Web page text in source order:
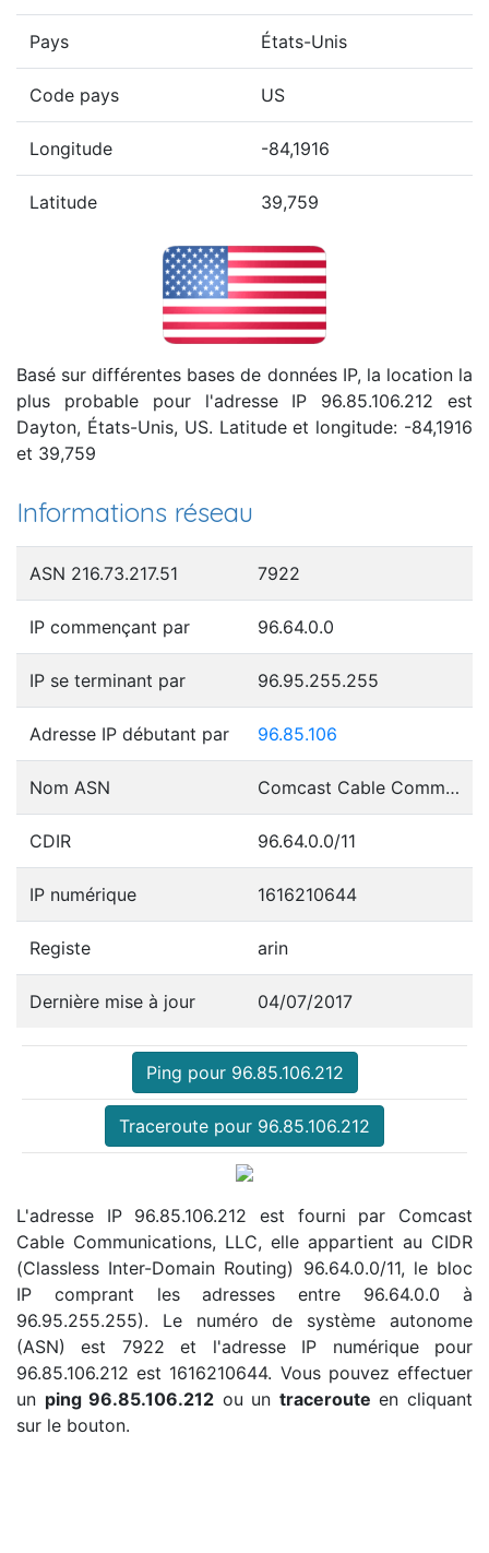
Pays États-Unis
Code pays US
Longitude -84,1916
Latitude 39,759
Basé sur différentes bases de données IP, la location la
plus probable pour l'adresse IP 96.85.106.212 est
Dayton, États-Unis, US. Latitude et longitude: -84,1916
et 39,759
Informations réseau
ASN 216.73.217.51 7922
IP commençant par 96.64.0.0
IP se terminant par 96.95.255.255
Adresse IP débutant par 96.85.106
Nom ASN Comcast Cable Communications, LLC
CDIR 96.64.0.0/11
IP numérique 1616210644
Registe arin
Dernière mise à jour 04/07/2017
Ping pour 96.85.106.212
Traceroute pour 96.85.106.212
L'adresse IP 96.85.106.212 est fourni par Comcast
Cable Communications, LLC, elle appartient au CIDR
(Classless Inter-Domain Routing) 96.64.0.0/11, le bloc
IP comprant les adresses entre 96.64.0.0 à
96.95.255.255). Le numéro de système autonome
(ASN) est 7922 et l'adresse IP numérique pour
96.85.106.212 est 1616210644. Vous pouvez effectuer
un ping 96.85.106.212 ou un traceroute en cliquant
sur le bouton.